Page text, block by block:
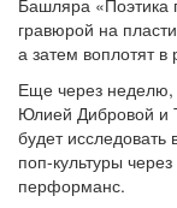
Башляра «Поэтика
гравюрой на
а затем воплотят
Еще через неделю,
Юлией Дибровой и
будет
поп-культуры
перформанс.